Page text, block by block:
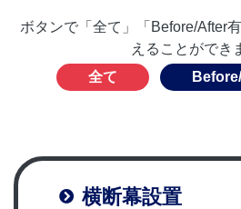
ボタンで「全て」「Before/After
えることができ
全て
横断幕設置